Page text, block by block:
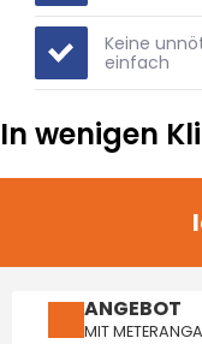
️Keine
einfach
In wenigen
ANGEBOT
MIT